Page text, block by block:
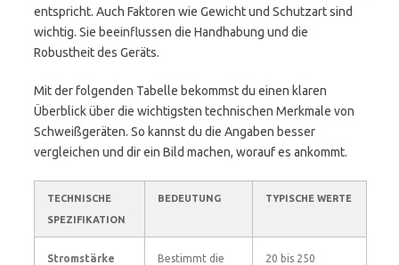
entspricht. Auch Faktoren wie Gewicht und Schutzart sind
wichtig. Sie beeinflussen die Handhabung und die
Robustheit des Geräts.
Mit der folgenden Tabelle bekommst du einen klaren
Überblick über die wichtigsten technischen Merkmale von
Schweißgeräten. So kannst du die Angaben besser
vergleichen und dir ein Bild machen, worauf es ankommt.
TECHNISCHE
SPEZIFIKATION
BEDEUTUNG TYPISCHE WERTE
Stromstärke
Bestimmt die
20 bis 250